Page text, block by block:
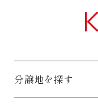
分譲地を探す